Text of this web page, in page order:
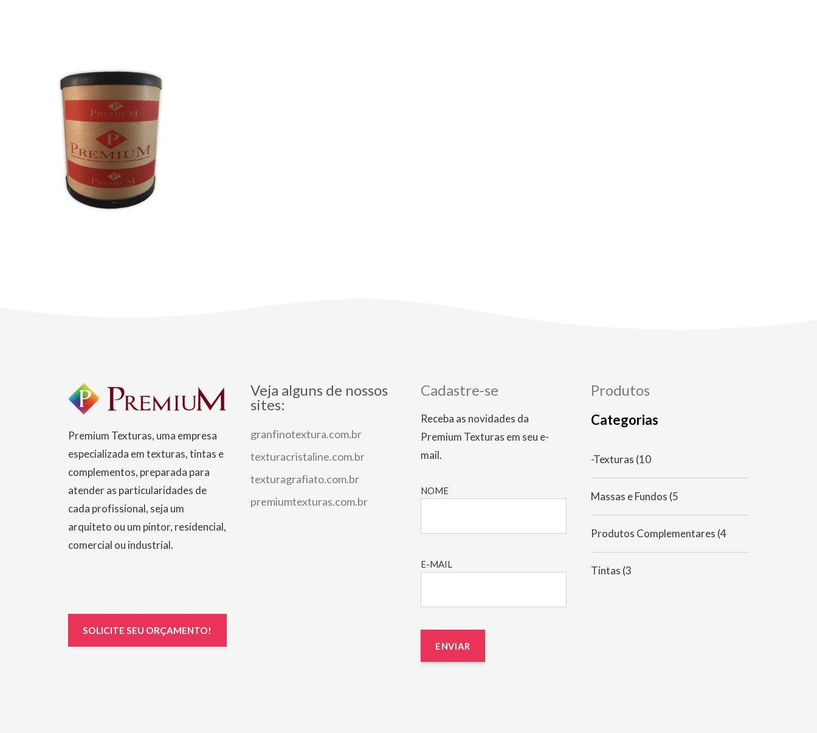
Premium Texturas, uma empresa
especializada em texturas, tintas e
complementos, preparada para
atender as particularidades de
cada profissional, seja um
arquiteto ou um pintor, residencial,
comercial ou industrial.
SOLICITE SEU ORÇAMENTO!
Veja alguns de nossos
sites:
granfinotextura.com.br
texturacristaline.com.br
texturagrafiato.com.br
premiumtexturas.com.br
Cadastre-se
Receba as novidades da
Premium Texturas em seu e-
mail.
NOME
E-MAIL
Produtos
Categorias
-Texturas (10
Massas e Fundos (5
Produtos Complementares (4
Tintas (3